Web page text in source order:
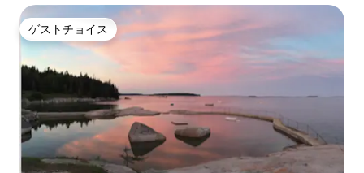
ゲストチョイス
ゲストチョイス